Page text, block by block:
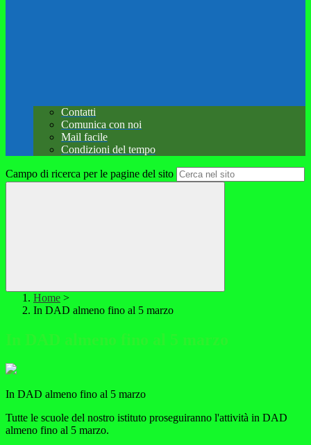
Contatti
Comunica con noi
Mail facile
Condizioni del tempo
Campo di ricerca per le pagine del sito
Home >
In DAD almeno fino al 5 marzo
In DAD almeno fino al 5 marzo
In DAD almeno fino al 5 marzo
Tutte le scuole del nostro istituto proseguiranno l'attività in DAD
almeno fino al 5 marzo.